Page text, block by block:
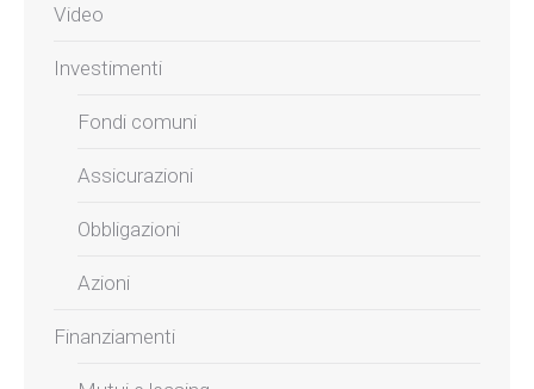
Video
Investimenti
Fondi comuni
Assicurazioni
Obbligazioni
Azioni
Finanziamenti